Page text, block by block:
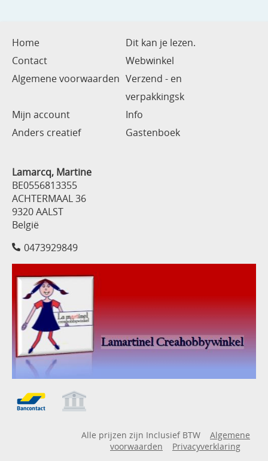
Home
Dit kan je lezen.
Contact
Webwinkel
Algemene voorwaarden Verzend - en
verpakkingsk
Mijn account
Info
Anders creatief
Gastenboek
Lamarcq, Martine
BE0556813355
ACHTERMAAL 36
9320 AALST
België
0473929849
Alle prijzen zijn Inclusief BTW
Algemene
voorwaarden
Privacyverklaring